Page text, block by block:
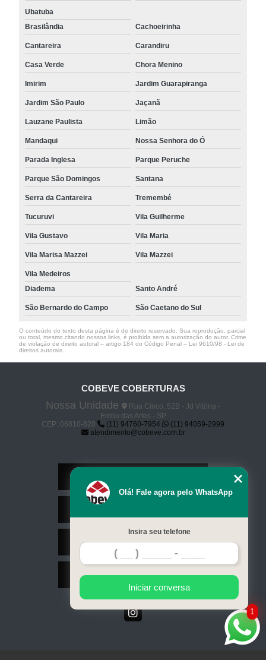
Ubatuba
Brasilândia
Cachoeirinha
Cantareira Carandiru
Casa Verde Chora Menino
Imirim Jardim Guarapiranga
Jardim São Paulo Jaçanã
Lauzane Paulista Limão
Mandaqui Nossa Senhora do Ó
Parada Inglesa Parque Peruche
Parque São Domingos Santana
Serra da Cantareira Tremembé
Tucuruvi Vila Guilherme
Vila Gustavo Vila Maria
Vila Marisa Mazzei Vila Mazzei
Vila Medeiros
Diadema
Santo André
São Bernardo do Campo São Caetano do Sul
O conteúdo do texto desta página é de direito reservado. Sua reprodução, parcial
ou total, mesmo citando nossos links, é proibida sem a autorização do autor. Crime
de violação de direito autoral – artigo 184 do Código Penal – Lei 9610/98 - Lei de
direitos autorais
COBEVE COBERTURAS
Nossa Unidade
Rua Cinco, 52B - Jd Vitória -
Embu das Artes - SP
CEP: 06810-820
(11) 94760-7954
(11) 94059-2999
atendimento@cobeve.com.br
Contato
Mapa do site
1
Olá! Fale agora pelo WhatsApp
Insira seu telefone
Iniciar conversa